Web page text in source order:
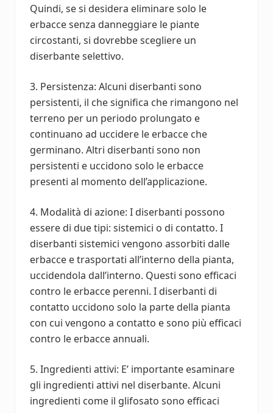
Quindi, se si desidera eliminare solo le
erbacce senza danneggiare le piante
circostanti, si dovrebbe scegliere un
diserbante selettivo.
3. Persistenza: Alcuni diserbanti sono
persistenti, il che significa che rimangono nel
terreno per un periodo prolungato e
continuano ad uccidere le erbacce che
germinano. Altri diserbanti sono non
persistenti e uccidono solo le erbacce
presenti al momento dell’applicazione.
4. Modalità di azione: I diserbanti possono
essere di due tipi: sistemici o di contatto. I
diserbanti sistemici vengono assorbiti dalle
erbacce e trasportati all’interno della pianta,
uccidendola dall’interno. Questi sono efficaci
contro le erbacce perenni. I diserbanti di
contatto uccidono solo la parte della pianta
con cui vengono a contatto e sono più efficaci
contro le erbacce annuali.
5. Ingredienti attivi: E’ importante esaminare
gli ingredienti attivi nel diserbante. Alcuni
ingredienti come il glifosato sono efficaci